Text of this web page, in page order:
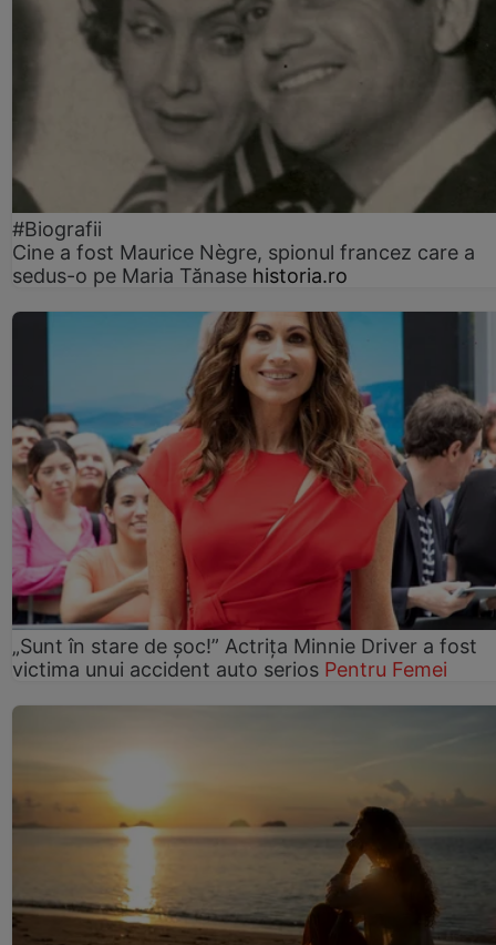
#Biografii
Cine a fost Maurice Nègre, spionul francez care a
sedus-o pe Maria Tănase historia.ro
„Sunt în stare de șoc!” Actrița Minnie Driver a fost
victima unui accident auto serios Pentru Femei